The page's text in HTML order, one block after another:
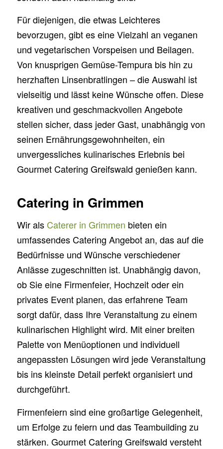
Für diejenigen, die etwas Leichteres
bevorzugen, gibt es eine Vielzahl an veganen
und vegetarischen Vorspeisen und Beilagen.
Von knusprigen Gemüse-Tempura bis hin zu
herzhaften Linsenbratlingen – die Auswahl ist
vielseitig und lässt keine Wünsche offen. Diese
kreativen und geschmackvollen Angebote
stellen sicher, dass jeder Gast, unabhängig von
seinen Ernährungsgewohnheiten, ein
unvergessliches kulinarisches Erlebnis bei
Gourmet Catering Greifswald genießen kann.
Catering in Grimmen
Wir als Caterer in Grimmen bieten ein
umfassendes Catering Angebot an, das auf die
Bedürfnisse und Wünsche verschiedener
Anlässe zugeschnitten ist. Unabhängig davon,
ob Sie eine Firmenfeier, Hochzeit oder ein
privates Event planen, das erfahrene Team
sorgt dafür, dass Ihre Veranstaltung zu einem
kulinarischen Highlight wird. Mit einer breiten
Palette von Menüoptionen und individuell
angepassten Lösungen wird jede Veranstaltung
bis ins kleinste Detail perfekt organisiert und
durchgeführt.
Firmenfeiern sind eine großartige Gelegenheit,
um Erfolge zu feiern und das Teambuilding zu
stärken. Gourmet Catering Greifswald versteht